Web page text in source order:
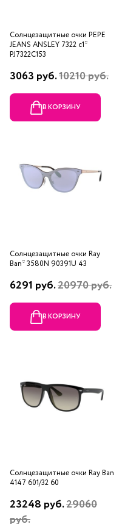
Солнцезащитные очки PEPE
JEANS ANSLEY 7322 c1*
PJ7322C153
3063 руб.10210 руб.
В КОРЗИНУ
Солнцезащитные очки Ray
Ban* 3580N 90391U 43
6291 руб.20970 руб.
В КОРЗИНУ
Солнцезащитные очки Ray Ban
4147 601/32 60
23248 руб.29060
руб.